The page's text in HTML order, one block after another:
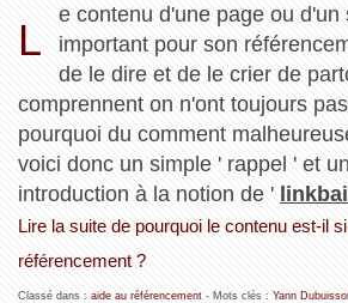
L
e contenu d'une page ou d'un
important pour son
de le dire et de le crier de
comprennent on n'ont toujours
pourquoi du comment
voici donc un simple ' rappel ' et
introduction à la notion de '
Lire la suite de pourquoi le contenu est-il
référencement ?
Classé dans : aide au référencement- Mots clés : Yann